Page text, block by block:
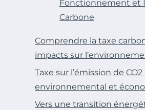
Fonctionnement et
Carbone
Comprendre la taxe
impacts sur
Taxe sur l’émission de
environnemental et
Vers une transition